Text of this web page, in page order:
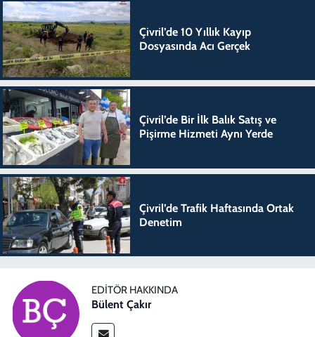
Çivril’de 10 Yıllık Kayıp
Dosyasında Acı Gerçek
Çivril’de Bir İlk Balık Satış ve
Pişirme Hizmeti Aynı Yerde
Çivril’de Trafik Haftasında Ortak
Denetim
EDITÖR HAKKINDA
Bülent Çakır